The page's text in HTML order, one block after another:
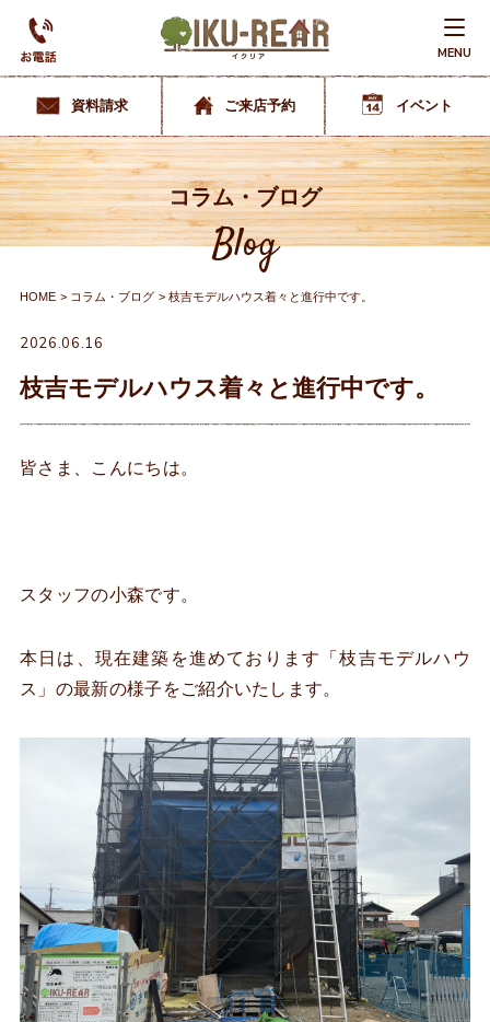
MENU
資料請求 ご来店予約 イベント
コラム・ブログ
Blog
HOME コラム・ブログ 枝吉モデルハウス着々と進行中です。
2026.06.16
枝吉モデルハウス着々と進行中です。
皆さま、こんにちは。
スタッフの小森です。
本日は、現在建築を進めております「枝吉モデルハウ
ス」の最新の様子をご紹介いたします。